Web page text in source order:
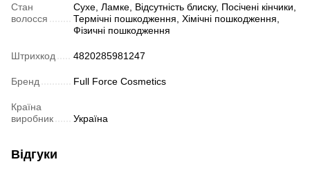
Стан
волосся
Сухе, Ламке, Відсутність блиску, Посічені кінчики,
Термічні пошкодження, Хімічні пошкодження,
Фізичні пошкодження
Штрихкод 4820285981247
Бренд Full Force Cosmetics
Країна
виробник
Україна
Відгуки